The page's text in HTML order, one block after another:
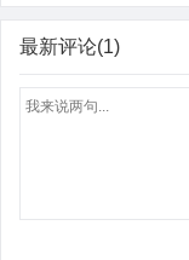
最新评论(1)